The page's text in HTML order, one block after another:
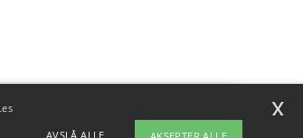
AVSLÅ ALLE
x
kan du kontakte oss når som helst.